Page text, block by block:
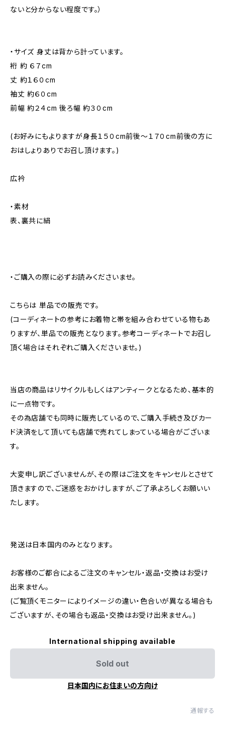
ないと分からない程度です。）
・サイズ 身丈は背から計っています。
裄 約 ６７cm
丈 約１６０cm
袖丈 約６０cm
前幅 約２４cm 後ろ幅 約３０cm
(お好みにもよりますが身長１５０cm前後～１７０cm前後の方に
おはしょりありでお召し頂けます。)
広衿
・素材
表、裏共に絹
・ご購入の際に必ずお読みくださいませ。
こちらは 単品での販売です。
(コーディネートの参考にお着物と帯を組み合わせている物もあ
りますが、単品での販売となります。参考コーディネートでお召し
頂く場合はそれぞれご購入くださいませ。)
当店の商品はリサイクルもしくはアンティークとなるため、基本的
に一点物です。
その為店舗でも同時に販売しているので、ご購入手続き及びカー
ド決済をして頂いても店舗で売れてしまっている場合がございま
す。
大変申し訳ございませんが、その際はご注文をキャンセルとさせて
頂きますので、ご迷惑をおかけしますが、ご了承よろしくお願いい
たします。
発送は日本国内のみとなります。
お客様のご都合によるご注文のキャンセル・返品・交換はお受け
出来ません。
(ご覧頂くモニターによりイメージの違い・色合いが異なる場合も
ございますが、その場合も返品・交換はお受け出来ません。)
International shipping available
Sold out
日本国内にお住まいの方向け
通報する